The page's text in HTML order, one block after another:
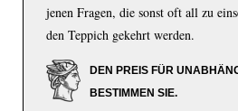
jenen Fragen, die sonst oft all zu
den Teppich gekehrt werden.
DEN PREIS FÜR
BESTIMMEN SIE.